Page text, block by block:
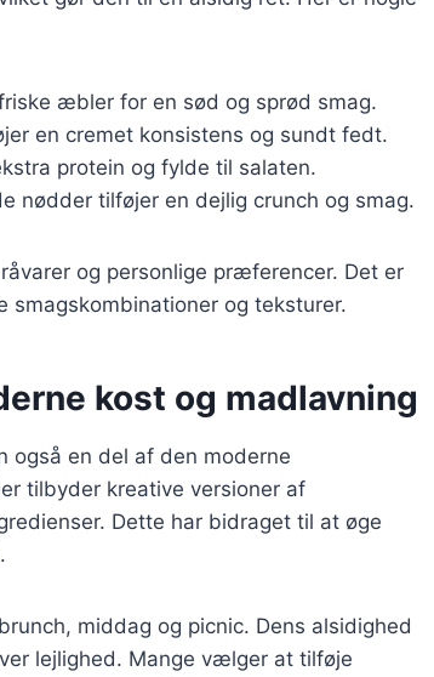
æbler for en sød og sprød smag.
en cremet konsistens og sundt fedt.
protein og fylde til salaten.
nødder tilføjer en dejlig crunch og smag.
og personlige præferencer. Det er
smagskombinationer og teksturer.
kost og madlavning
også en del af den moderne
tilbyder kreative versioner af
Dette har bidraget til at øge
middag og picnic. Dens alsidighed
lejlighed. Mange vælger at tilføje